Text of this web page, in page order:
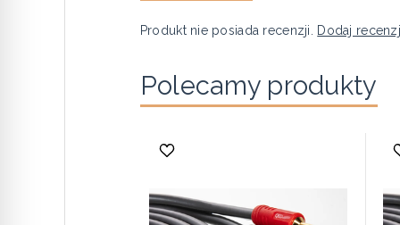
Produkt nie posiada recenzji. Dodaj
Polecamy produkty